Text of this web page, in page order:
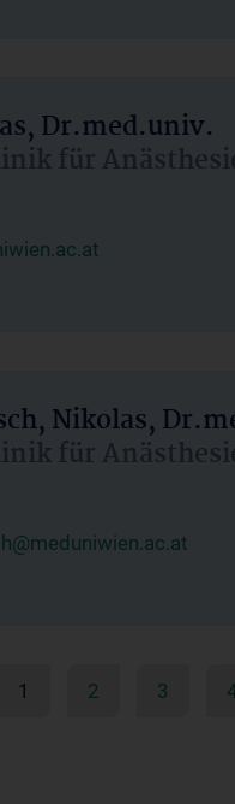
Dr.med.univ.
für
Nikolas,
für
1 2 3